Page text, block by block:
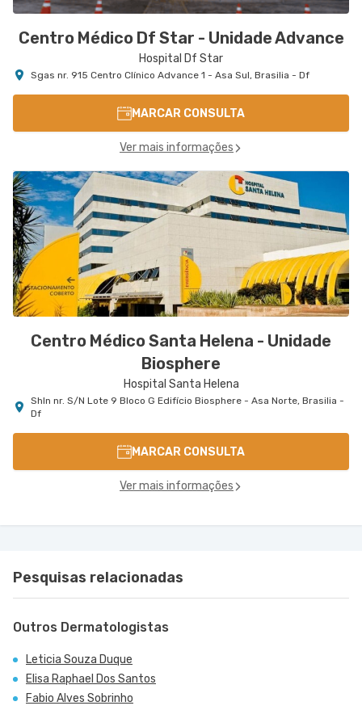
Centro Médico Df Star - Unidade Advance
Hospital Df Star
Sgas nr. 915 Centro Clínico Advance 1 - Asa Sul, Brasilia - Df
MARCAR CONSULTA
Ver mais informações
Centro Médico Santa Helena - Unidade
Biosphere
Hospital Santa Helena
Shln nr. S/N Lote 9 Bloco G Edifício Biosphere - Asa Norte, Brasilia -
Df
MARCAR CONSULTA
Ver mais informações
Pesquisas relacionadas
Outros Dermatologistas
Leticia Souza Duque
Elisa Raphael Dos Santos
Fabio Alves Sobrinho